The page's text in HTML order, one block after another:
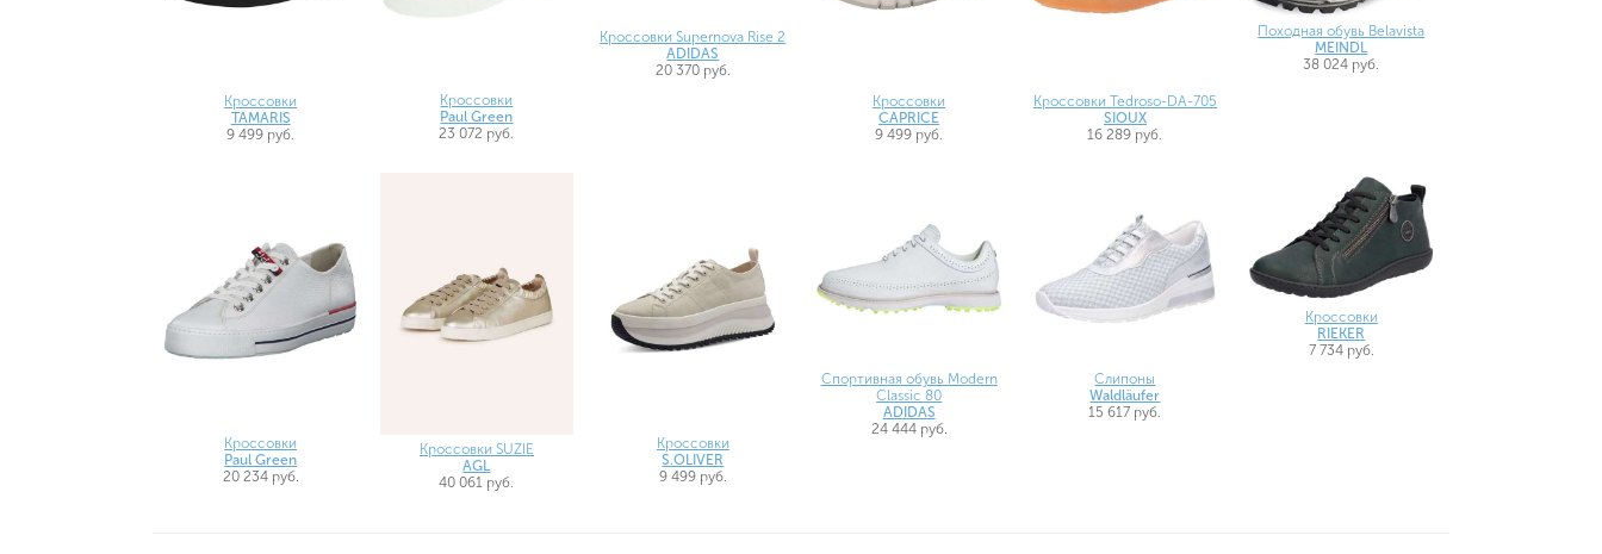
Кроссовки
TAMARIS
9 499 руб.
Кроссовки
Paul Green
23 072 руб.
Кроссовки Supernova Rise 2
ADIDAS
20 370 руб.
Кроссовки
CAPRICE
9 499 руб.
Кроссовки Tedroso-DA-705
SIOUX
16 289 руб.
Походная обувь Belavista
MEINDL
38 024 руб.
Кроссовки
Paul Green
20 234 руб.
Кроссовки SUZIE
AGL
40 061 руб.
Кроссовки
S.OLIVER
9 499 руб.
Спортивная обувь Modern
Classic 80
ADIDAS
24 444 руб.
Слипоны
Waldläufer
15 617 руб.
Кроссовки
RIEKER
7 734 руб.